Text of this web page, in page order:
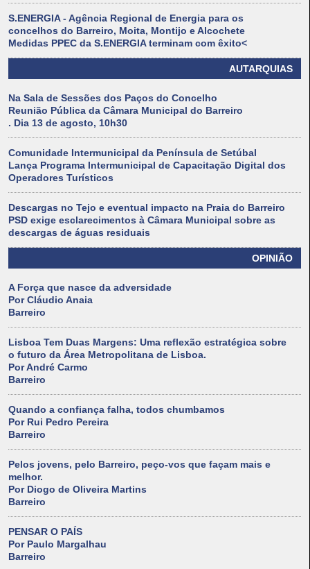
S.ENERGIA - Agência Regional de Energia para os
concelhos do Barreiro, Moita, Montijo e Alcochete
Medidas PPEC da S.ENERGIA terminam com êxito<
AUTARQUIAS
Na Sala de Sessões dos Paços do Concelho
Reunião Pública da Câmara Municipal do Barreiro
. Dia 13 de agosto, 10h30
Comunidade Intermunicipal da Península de Setúbal
Lança Programa Intermunicipal de Capacitação Digital dos
Operadores Turísticos
Descargas no Tejo e eventual impacto na Praia do Barreiro
PSD exige esclarecimentos à Câmara Municipal sobre as
descargas de águas residuais
OPINIÃO
A Força que nasce da adversidade
Por Cláudio Anaia
Barreiro
Lisboa Tem Duas Margens: Uma reflexão estratégica sobre
o futuro da Área Metropolitana de Lisboa.
Por André Carmo
Barreiro
Quando a confiança falha, todos chumbamos
Por Rui Pedro Pereira
Barreiro
Pelos jovens, pelo Barreiro, peço-vos que façam mais e
melhor.
Por Diogo de Oliveira Martins
Barreiro
PENSAR O PAÍS
Por Paulo Margalhau
Barreiro